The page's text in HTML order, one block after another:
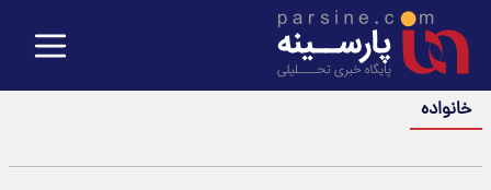
خانواده